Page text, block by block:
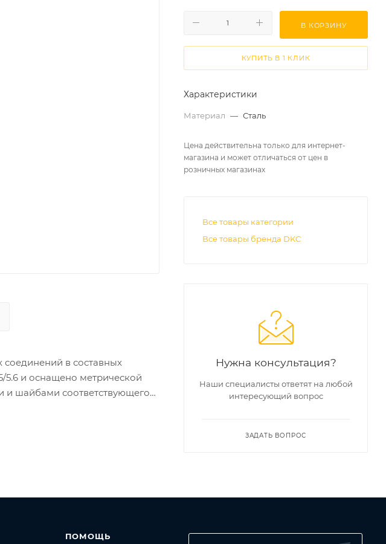
в составных
5.6 и оснащено метрической
и шайбами соответствующего
В КОРЗИНУ
КУПИТЬ В 1 КЛИК
Характеристики
Материал — Сталь
Цена действительна только для интернет-
магазина и может отличаться от цен в
розничных магазинах
Все товары категории
Все товары бренда DKC
Нужна консультация?
Наши специалисты ответят на любой
интересующий вопрос
ЗАДАТЬ ВОПРОС
ПОМОЩЬ